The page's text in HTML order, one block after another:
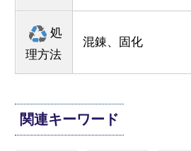
処
理方法
混錬、固化
関連キーワード